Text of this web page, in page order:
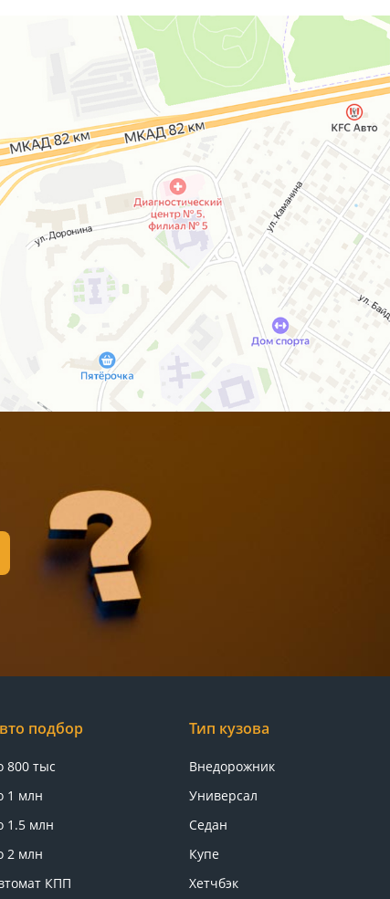
подбор
800 тыс
1 млн
1.5 млн
2 млн
КПП
Тип кузова
Внедорожник
Универсал
Седан
Купе
Хетчбэк